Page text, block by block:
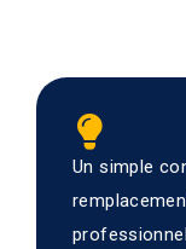
Un simple